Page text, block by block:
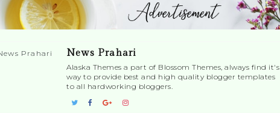
News Prahari
Alaska Themes a part of Blossom Themes, always find it's
way to provide best and high quality blogger templates
to all hardworking bloggers.